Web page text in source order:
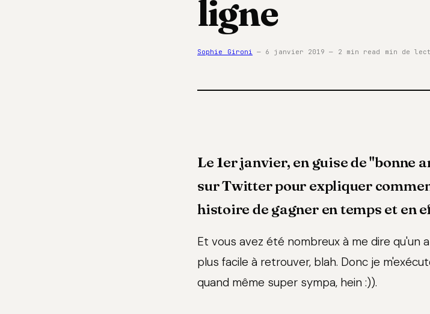
ligne
Sophie Gironi — 6 janvier 2019 — 2 min read min de
Le 1er janvier, en guise de "bonne
sur Twitter pour expliquer
histoire de gagner en temps et en
Et vous avez été nombreux à me dire qu'un
plus facile à retrouver, blah. Donc je
quand même super sympa, hein :)).